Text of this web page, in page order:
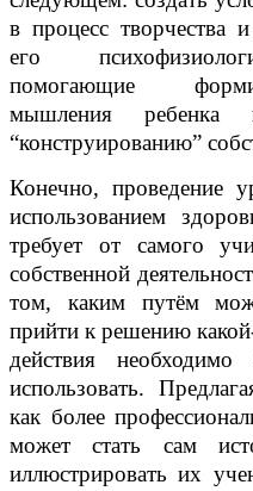
в процесс творчества
его
помогающие
мышления
“конструированию”
Конечно, проведение
использованием
требует от самого
собственной
том, каким путём
прийти к решению
действия
использовать.
как более
может стать сам
иллюстрировать их